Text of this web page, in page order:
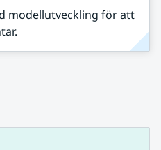
modellutveckling för att